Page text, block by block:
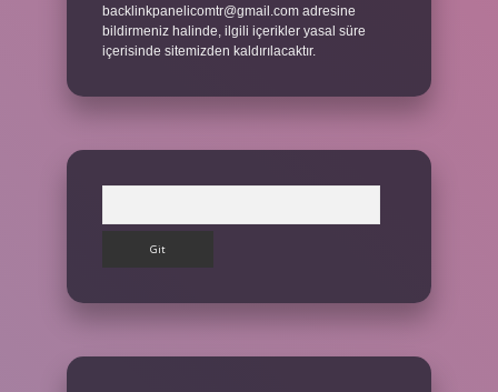
backlinkpanelicomtr@gmail.com adresine
bildirmeniz halinde, ilgili içerikler yasal süre
içerisinde sitemizden kaldırılacaktır.